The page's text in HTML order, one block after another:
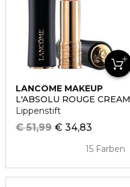
LANCÔME MAKEUP
L'ABSOLU ROUGE CREAM
Lippenstift
€ 34,83
€ 51,99
15 Farben